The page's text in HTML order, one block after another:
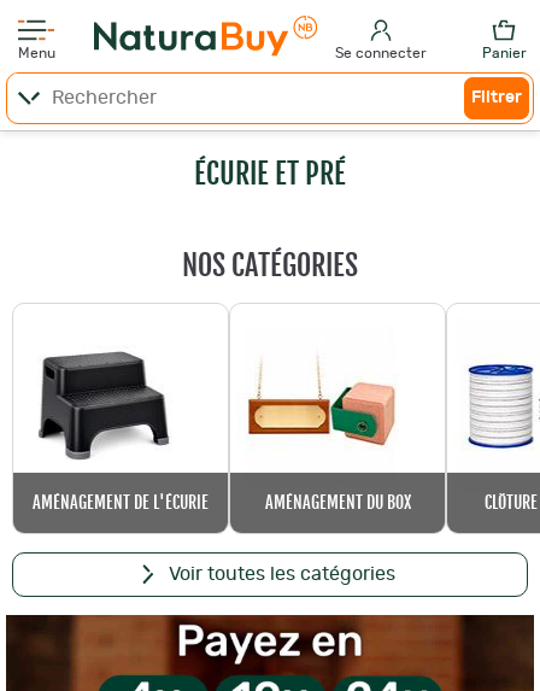
Menu Se connecter Panier
Filtrer
ÉCURIE ET PRÉ
NOS CATÉGORIES
AMÉNAGEMENT DE L'ÉCURIE AMÉNAGEMENT DU BOX
Voir toutes les catégories